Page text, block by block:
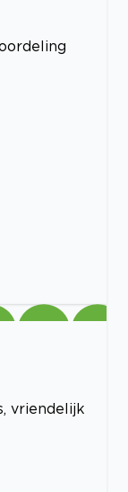
vriendelijk